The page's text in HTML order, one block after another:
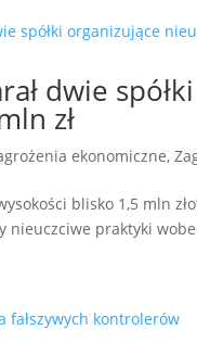
dwie
zł
ekonomiczne,
blisko 1,5 mln
nieuczciwe praktyki